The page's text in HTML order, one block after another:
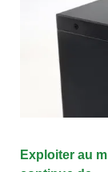
Exploiter au